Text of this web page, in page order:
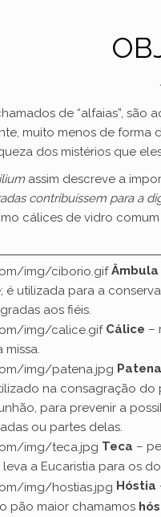
de “alfaias”,
muito menos de forma
dos mistérios que
assim descreve a
contribuíssem para a
cálices de vidro
Âmbula
utilizada para a
aos fiéis.
Cálice –
Patena
na consagração do
para prevenir a
ou partes delas.
Teca –
a Eucaristia para os
Hóstia
pão maior chamamos